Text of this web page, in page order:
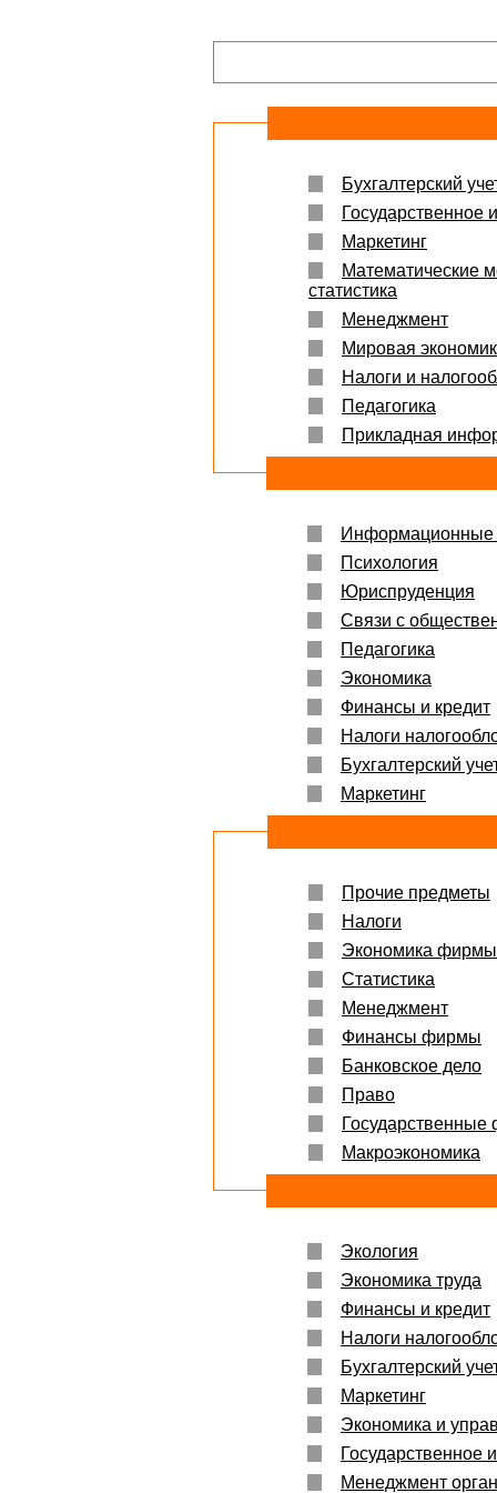
Яна
Большое спасибо Вам и автору!!! Это
Спасибо, что ВЫ есть!!!Бухгалтерский
Государственное
Маркетинг
Математические
статистика
Менеджмент
Мировая
Налоги и
Педагогика
Прикладная
Информационные
Психология
Юриспруденция
Связи с
Педагогика
Экономика
Финансы и кредит
Налоги
Бухгалтерский
Маркетинг
Прочие предметы
Налоги
Экономика фирмы
Статистика
Менеджмент
Финансы фирмы
Банковское дело
Право
Макроэкономика
Экология
Экономика труда
Финансы и кредит
Налоги
Бухгалтерский
Маркетинг
Экономика и
Государственное
Менеджмент